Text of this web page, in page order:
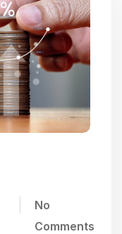
No
Comments